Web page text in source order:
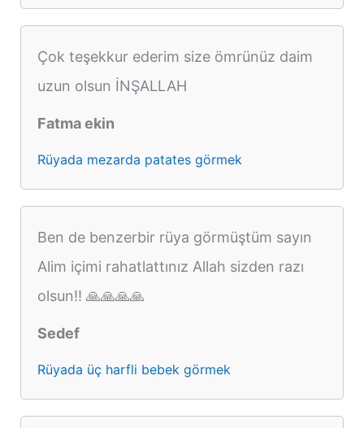
Çok teşekkur ederim size ömrünüz daim
uzun olsun İNŞALLAH
Fatma ekin
Rüyada mezarda patates görmek
Ben de benzerbir rüya görmüştüm sayın
Alim içimi rahatlattınız Allah sizden razı
olsun!! 🙏🙏🙏🙏
Sedef
Rüyada üç harfli bebek görmek